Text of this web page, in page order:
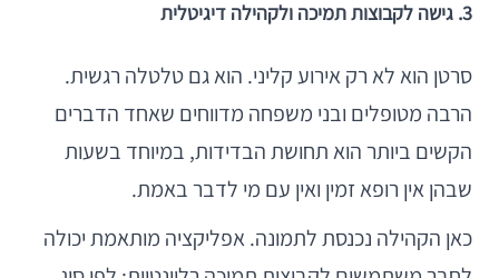
3. גישה לקבוצות תמיכה ולקהילה דיגיטלית
סרטן הוא לא רק אירוע קליני. הוא גם טלטלה רגשית.
הרבה מטופלים ובני משפחה מדווחים שאחד הדברים
הקשים ביותר הוא תחושת הבדידות, במיוחד בשעות
שבהן אין רופא זמין ואין עם מי לדבר באמת.
כאן הקהילה נכנסת לתמונה. אפליקציה מותאמת יכולה